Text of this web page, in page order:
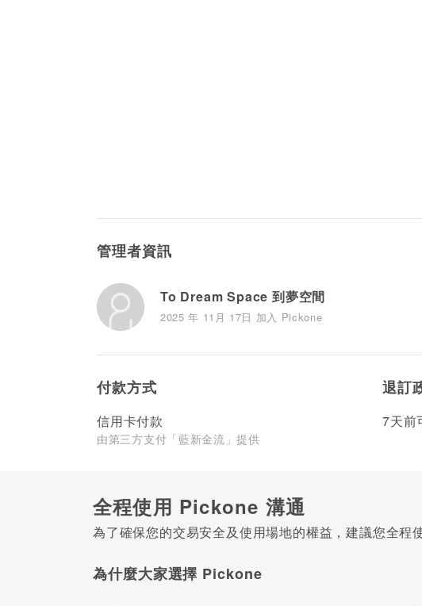
管理者資訊
To Dream Space 到夢空間
2025 年 11月 17日 加入 Pickone
付款方式
信用卡付款
由第三方支付「藍新金流」提供
退訂
7天前
全程使用 Pickone 溝通
為了確保您的交易安全及使用場地的權益，建議您全程
為什麼大家選擇 Pickone